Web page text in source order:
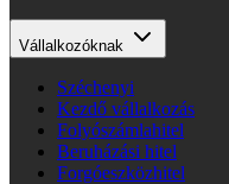
Vállalkozóknak
Széchenyi
Kezdő vállalkozás
Folyószámlahitel
Beruházási hitel
Forgóeszközhitel